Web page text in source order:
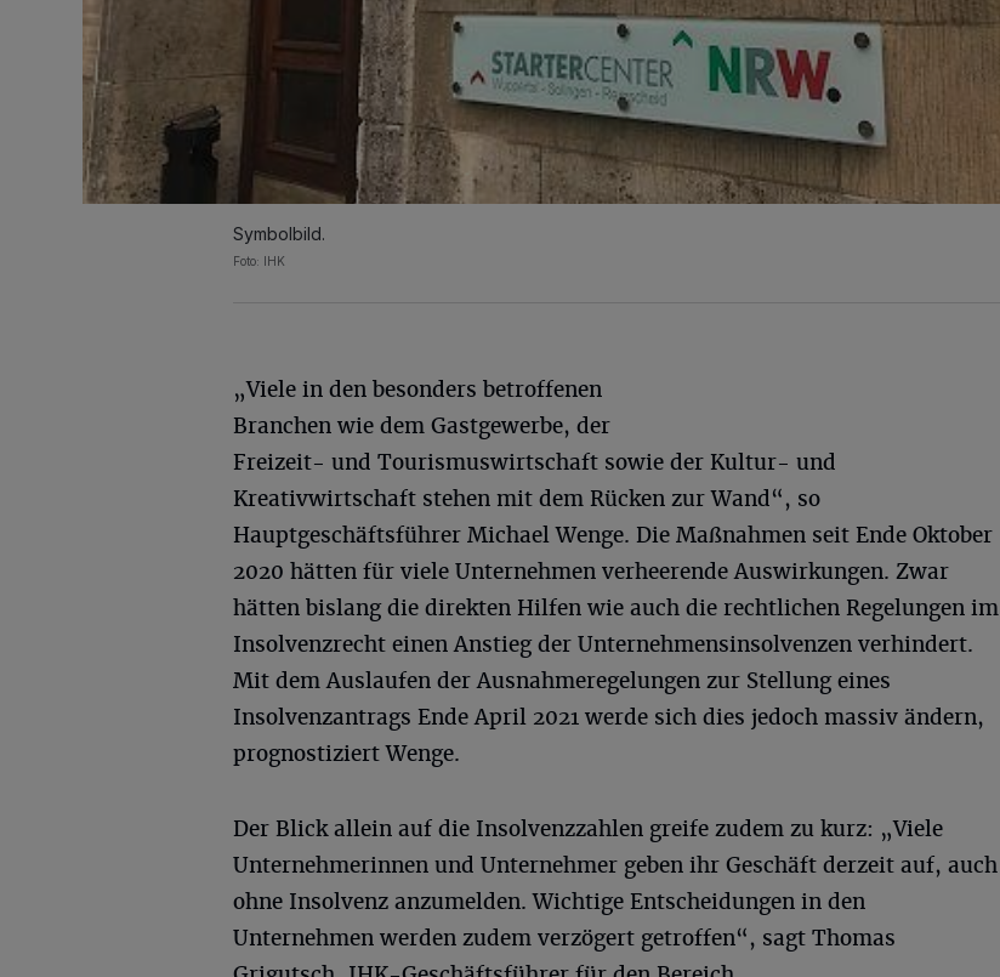
Symbolbild.
Foto: IHK
„Viele in den besonders betroffenen
Branchen wie dem Gastgewerbe, der
Freizeit- und Tourismuswirtschaft sowie der Kultur- und
Kreativwirtschaft stehen mit dem Rücken zur Wand“, so
Hauptgeschäftsführer Michael Wenge. Die Maßnahmen seit Ende Oktober
2020 hätten für viele Unternehmen verheerende Auswirkungen. Zwar
hätten bislang die direkten Hilfen wie auch die rechtlichen Regelungen im
Insolvenzrecht einen Anstieg der Unternehmensinsolvenzen verhindert.
Mit dem Auslaufen der Ausnahmeregelungen zur Stellung eines
Insolvenzantrags Ende April 2021 werde sich dies jedoch massiv ändern,
prognostiziert Wenge.
Der Blick allein auf die Insolvenzzahlen greife zudem zu kurz: „Viele
Unternehmerinnen und Unternehmer geben ihr Geschäft derzeit auf, auch
ohne Insolvenz anzumelden. Wichtige Entscheidungen in den
Unternehmen werden zudem verzögert getroffen“, sagt Thomas